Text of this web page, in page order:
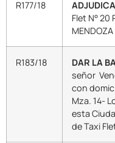
R177/18
Flet N° 20
R183/18 DAR LA
señor
con
Mza. 14-
esta
de Taxi